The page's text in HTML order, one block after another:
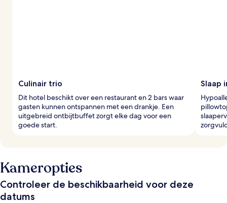
Culinair trio
Dit hotel beschikt over een restaurant en 2 bars waar
gasten kunnen ontspannen met een drankje. Een
uitgebreid ontbijtbuffet zorgt elke dag voor een
goede start.
Slaap
Kameropties
Controleer de beschikbaarheid voor deze
datums